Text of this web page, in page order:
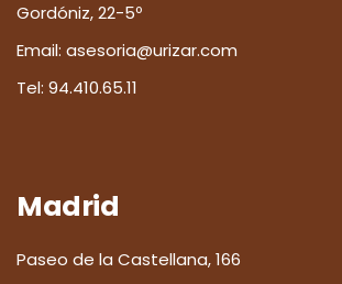
Gordóniz, 22-5º
Email: asesoria@urizar.com
Tel: 94.410.65.11
Madrid
Paseo de la Castellana, 166